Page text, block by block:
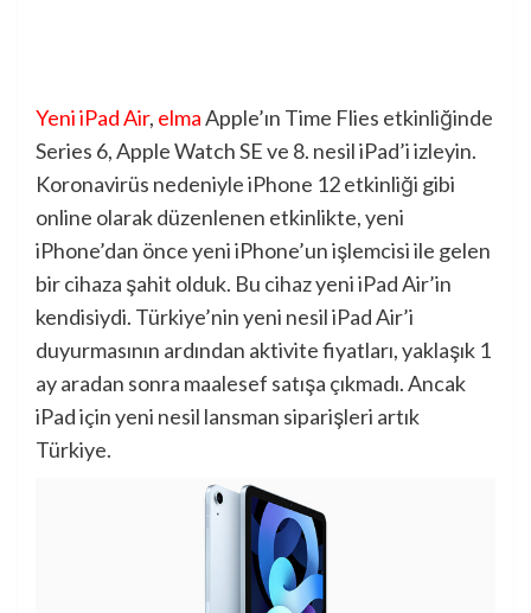
Yeni iPad Air, elmaApple’ın Time Flies etkinliğinde
Series 6, Apple Watch SE ve 8. nesil iPad’i izleyin.
Koronavirüs nedeniyle iPhone 12 etkinliği gibi
online olarak düzenlenen etkinlikte, yeni
iPhone’dan önce yeni iPhone’un işlemcisi ile gelen
bir cihaza şahit olduk. Bu cihaz yeni iPad Air’in
kendisiydi. Türkiye’nin yeni nesil iPad Air’i
duyurmasının ardından aktivite fiyatları, yaklaşık 1
ay aradan sonra maalesef satışa çıkmadı. Ancak
iPad için yeni nesil lansman siparişleri artık
Türkiye.